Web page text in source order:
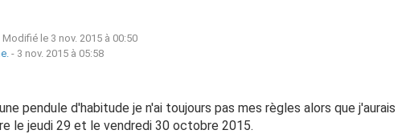
Modifié le 3 nov. 2015 à 00:50
- 3 nov. 2015 à 05:58
pendule d'habitude je n'ai toujours pas mes règles alors que j'aurais
le jeudi 29 et le vendredi 30 octobre 2015.